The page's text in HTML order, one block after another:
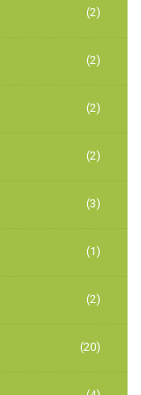
(2)
(2)
(2)
(2)
(3)
(1)
(2)
(20)